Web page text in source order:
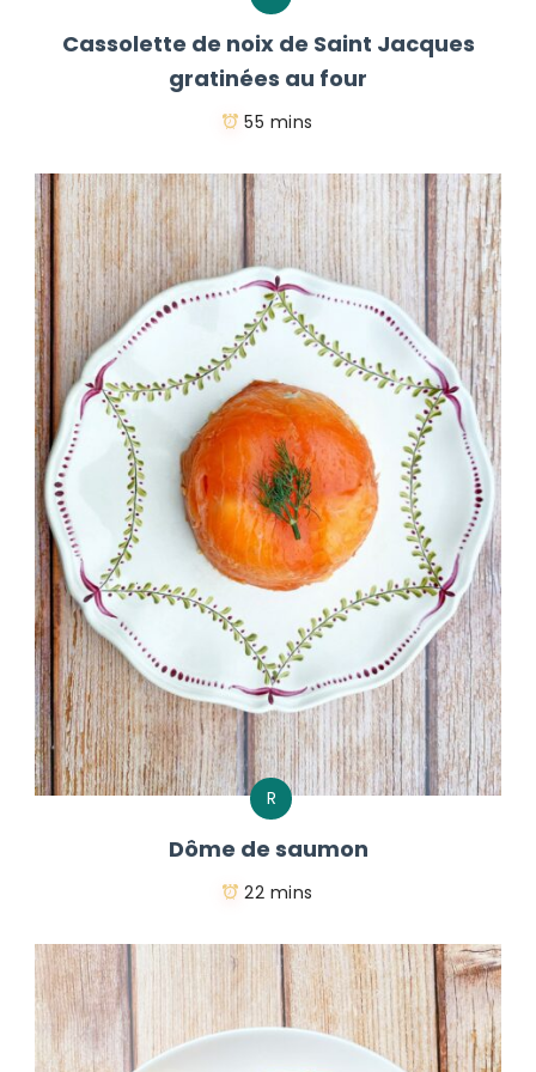
Cassolette de noix de Saint Jacques
gratinées au four
55 mins
R
Dôme de saumon
22 mins